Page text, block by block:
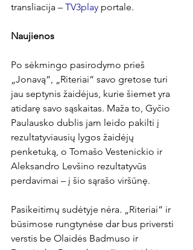
transliacija – TV3play portale.
Naujienos
Po sėkmingo pasirodymo prieš
„Jonavą“, „Riteriai“ savo gretose turi
jau septynis žaidėjus, kurie šiemet yra
atidarę savo sąskaitas. Maža to, Gyčio
Paulausko dublis jam leido pakilti į
rezultatyviausių lygos žaidėjų
penketuką, o Tomašo Vestenickio ir
Aleksandro Levšino rezultatyvūs
perdavimai – į šio sąrašo viršūnę.
Pasikeitimų sudėtyje nėra. „Riteriai“ ir
būsimose rungtynėse dar bus priversti
verstis be Olaidės Badmuso ir